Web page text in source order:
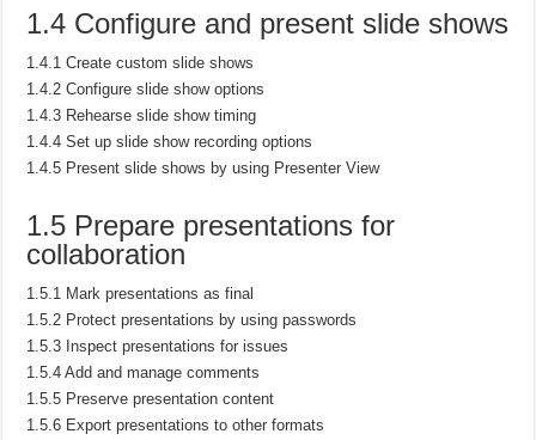
1.4 Configure and present slide shows
1.4.1 Create custom slide shows
1.4.2 Configure slide show options
1.4.3 Rehearse slide show timing
1.4.4 Set up slide show recording options
1.4.5 Present slide shows by using Presenter View
1.5 Prepare presentations for
collaboration
1.5.1 Mark presentations as final
1.5.2 Protect presentations by using passwords
1.5.3 Inspect presentations for issues
1.5.4 Add and manage comments
1.5.5 Preserve presentation content
1.5.6 Export presentations to other formats